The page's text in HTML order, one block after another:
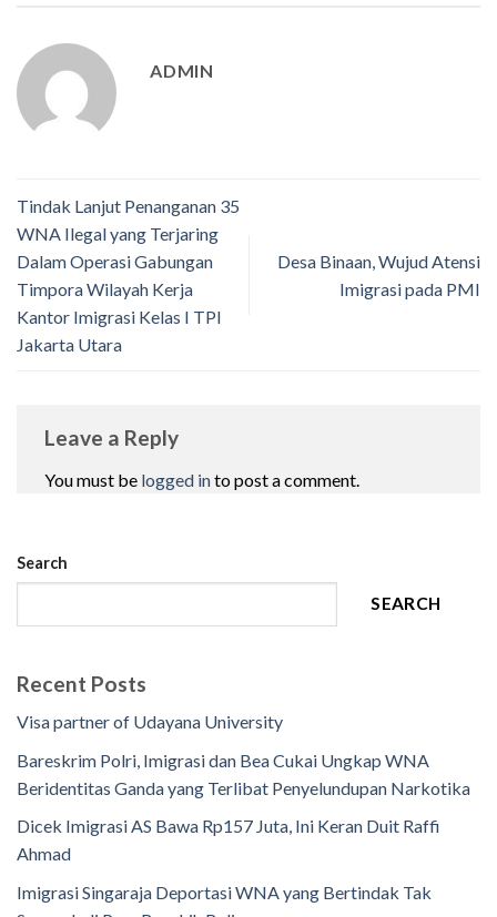
ADMIN
Tindak Lanjut Penanganan 35
WNA Ilegal yang Terjaring
Dalam Operasi Gabungan
Timpora Wilayah Kerja
Kantor Imigrasi Kelas I TPI
Jakarta Utara
Desa Binaan, Wujud Atensi
Imigrasi pada PMI
Leave a Reply
You must be logged into post a comment.
Search
SEARCH
Recent Posts
Visa partner of Udayana University
Bareskrim Polri, Imigrasi dan Bea Cukai Ungkap WNA
Beridentitas Ganda yang Terlibat Penyelundupan Narkotika
Dicek Imigrasi AS Bawa Rp157 Juta, Ini Keran Duit Raffi
Ahmad
Imigrasi Singaraja Deportasi WNA yang Bertindak Tak